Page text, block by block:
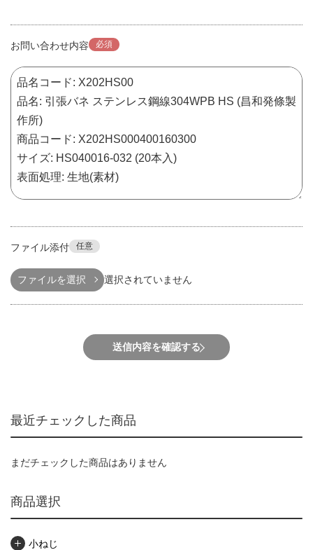
お問い合わせ内容 必須
ファイル添付 任意
ファイルを選択 選択されていません
送信内容を確認する
最近チェックした商品
まだチェックした商品はありません
商品選択
小ねじ